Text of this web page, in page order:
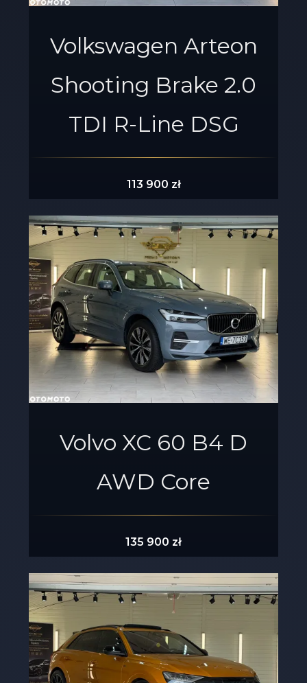
Volkswagen Arteon
Shooting Brake 2.0
TDI R-Line DSG
113 900 zł
Volvo XC 60 B4 D
AWD Core
135 900 zł